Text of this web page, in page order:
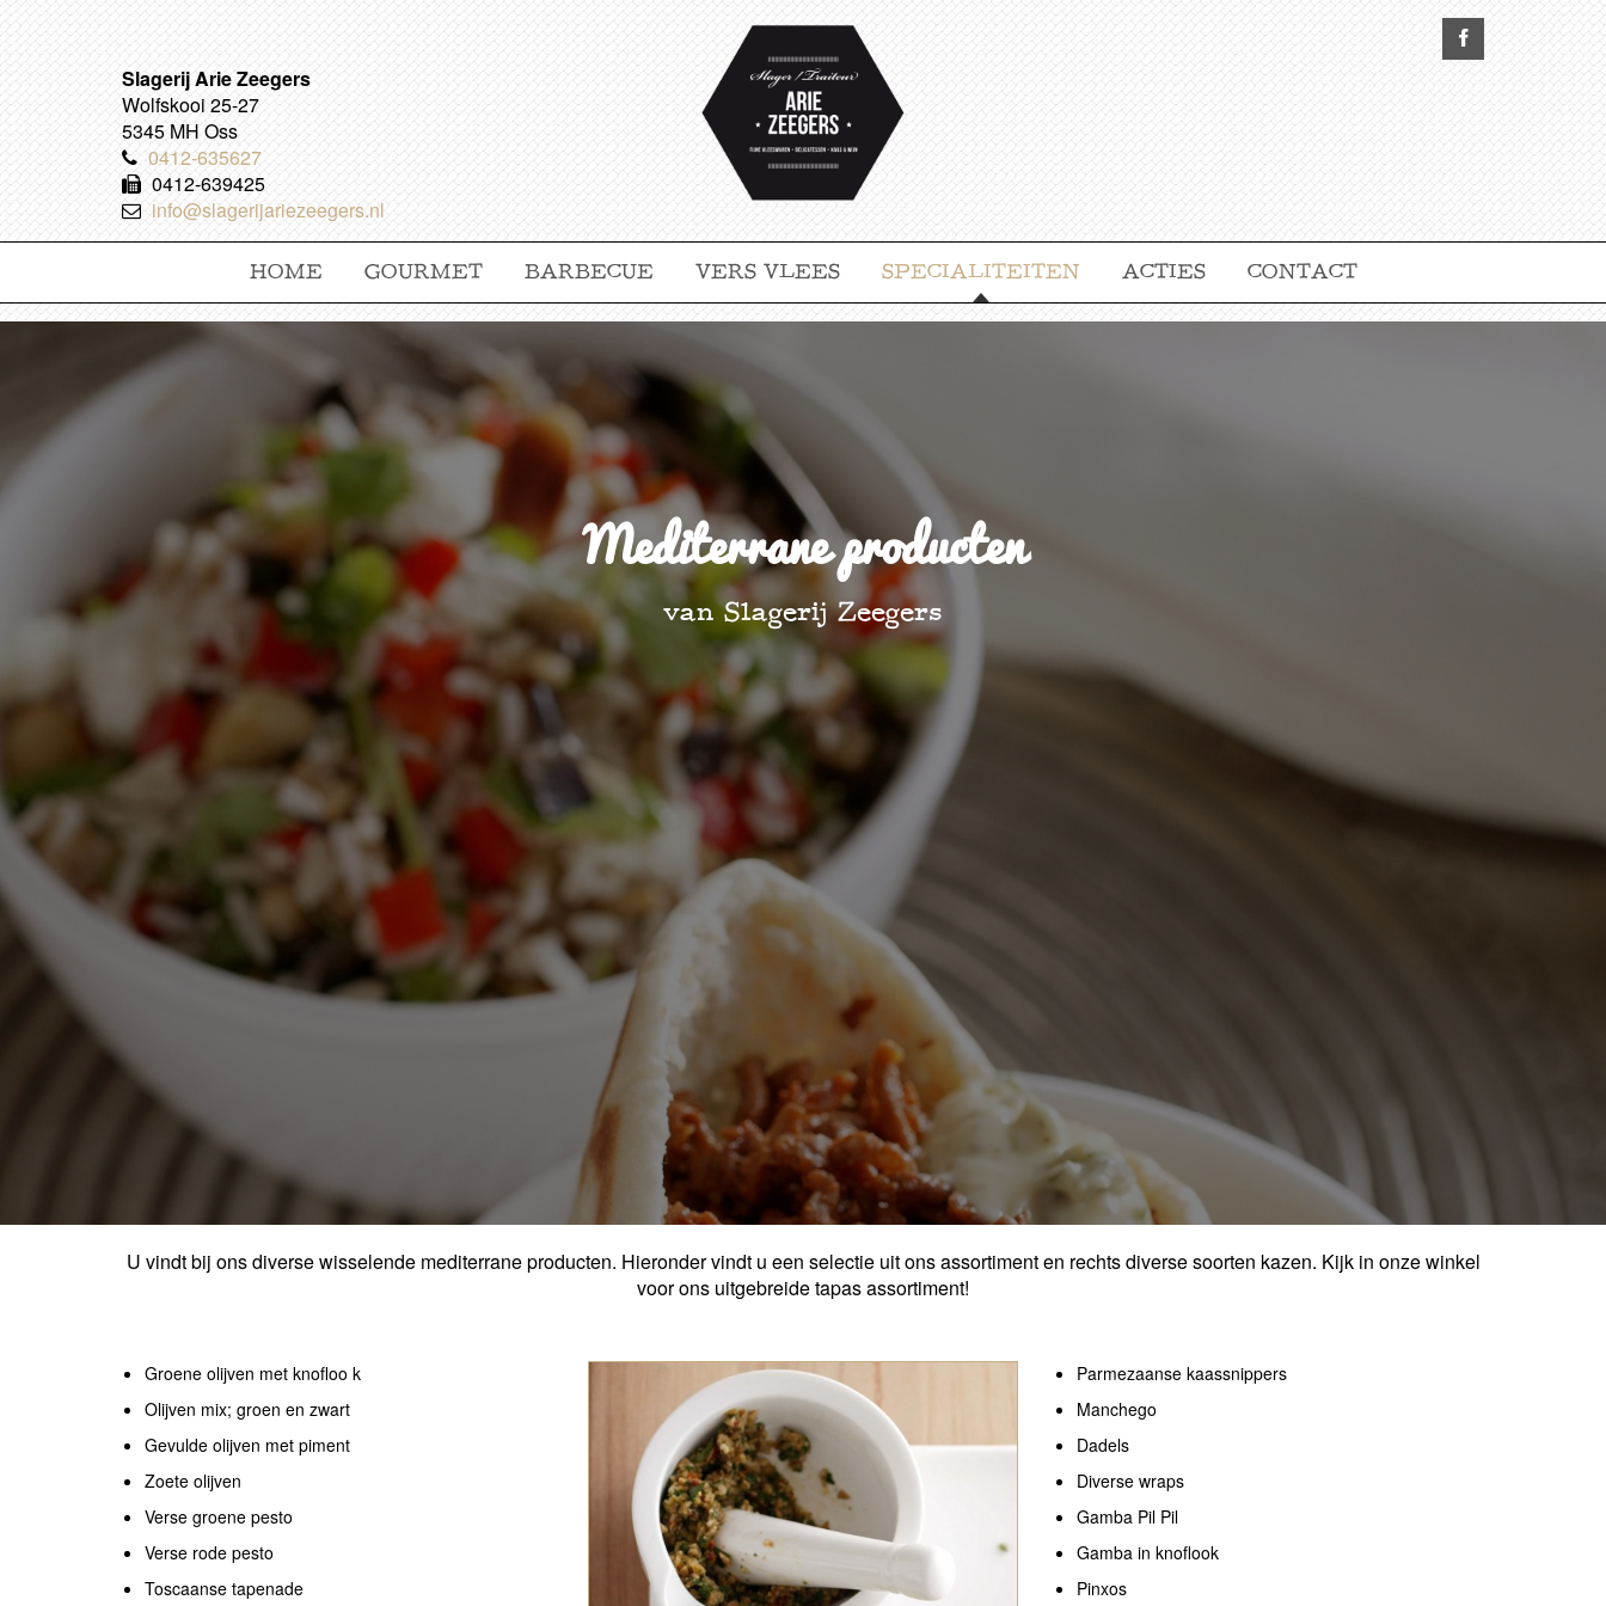
Slagerij Arie Zeegers
Wolfskooi 25-27
5345 MH Oss
0412-635627
0412-639425
info@slagerijariezeegers.nl
HOME GOURMET BARBECUE VERS VLEES SPECIALITEITEN ACTIES CONTACT
Mediterrane producten
van Slagerij Zeegers
U vindt bij ons diverse wisselende mediterrane producten. Hieronder vindt u een selectie uit ons assortiment en rechts diverse soorten kazen. Kijk in onze winkel
voor ons uitgebreide tapas assortiment!
Groene olijven met knofloo k
Olijven mix; groen en zwart
Gevulde olijven met piment
Zoete olijven
Verse groene pesto
Verse rode pesto
Toscaanse tapenade
Parmezaanse kaassnippers
Manchego
Dadels
Diverse wraps
Gamba Pil Pil
Gamba in knoflook
Pinxos